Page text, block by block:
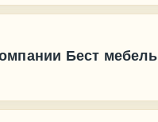
Бест мебель